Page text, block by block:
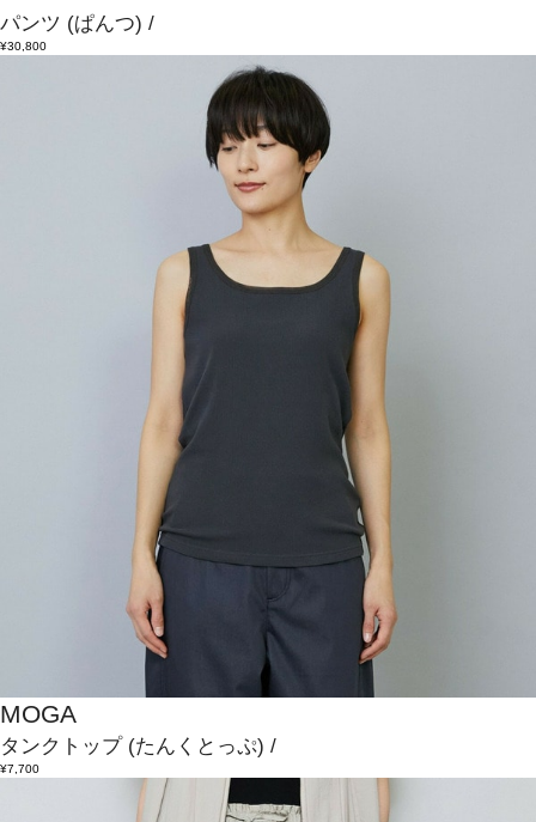
パンツ (ぱんつ) /
¥30,800
MOGA
タンクトップ (たんくとっぷ) /
¥7,700